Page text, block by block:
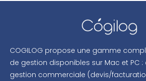
COGILOG propose une gamme
de gestion disponibles sur Mac et PC
gestion commerciale (devis/